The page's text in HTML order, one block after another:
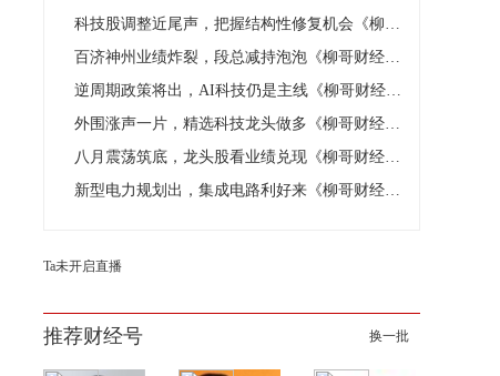
科技股调整近尾声，把握结构性修复机会《柳哥财经》早评0806
百济神州业绩炸裂，段总减持泡泡《柳哥财经》资讯精选08.06
逆周期政策将出，AI科技仍是主线《柳哥财经》早评08.05
外围涨声一片，精选科技龙头做多《柳哥财经》资讯精选08.05
八月震荡筑底，龙头股看业绩兑现《柳哥财经》早评08.04
新型电力规划出，集成电路利好来《柳哥财经》资讯精选08.04
Ta未开启直播
推荐财经号 换一批